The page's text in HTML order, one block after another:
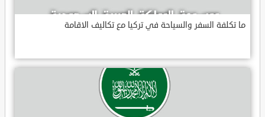
ما تكلفة السفر والسياحة في تركيا مع تكاليف الاقامة